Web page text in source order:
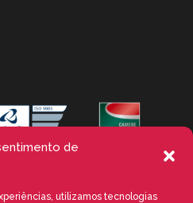
de
utilizamos tecnologias